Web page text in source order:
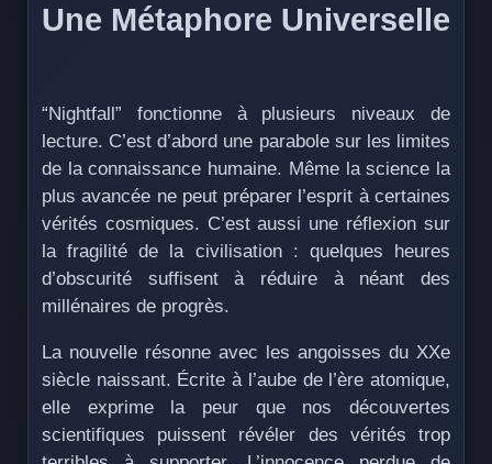
Une Métaphore Universelle
“Nightfall” fonctionne à plusieurs niveaux de
lecture. C’est d’abord une parabole sur les limites
de la connaissance humaine. Même la science la
plus avancée ne peut préparer l’esprit à certaines
vérités cosmiques. C’est aussi une réflexion sur
la fragilité de la civilisation : quelques heures
d’obscurité suffisent à réduire à néant des
millénaires de progrès.
La nouvelle résonne avec les angoisses du XXe
siècle naissant. Écrite à l’aube de l’ère atomique,
elle exprime la peur que nos découvertes
scientifiques puissent révéler des vérités trop